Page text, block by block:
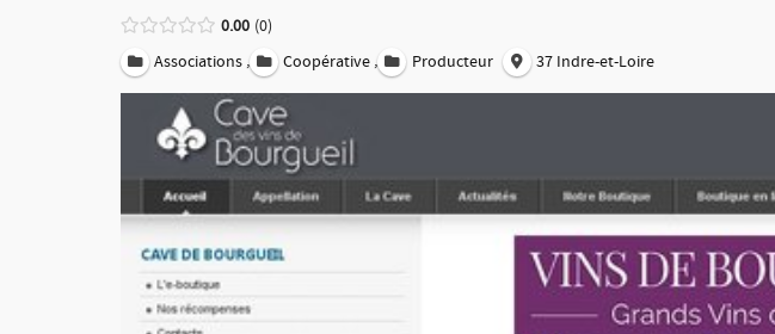
0.00 0
Associations , Coopérative , Producteur 37 Indre-et-Loire